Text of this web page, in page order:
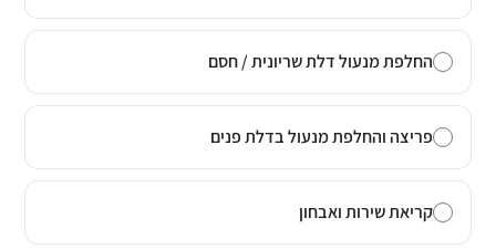
החלפת מנעול דלת שריונית / חסם
פריצה והחלפת מנעול בדלת פנים
קריאת שירות ואבחון